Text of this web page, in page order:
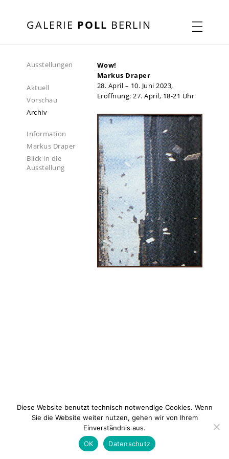
GALERIE POLL BERLIN
Ausstellungen
Aktuell
Vorschau
Archiv
Information
Markus Draper
Blick in die
Ausstellung
Wow!
Markus Draper
28. April – 10. Juni 2023,
Eröffnung: 27. April, 18-21 Uhr
Kontakt Impressum
Diese Website benutzt technisch notwendige Cookies. Wenn
Sie die Website weiter nutzen, gehen wir von Ihrem
Einverständnis aus.
OK
Datenschutz